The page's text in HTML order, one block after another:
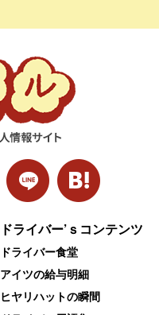
ドライバー’ｓコンテンツ
ドライバー食堂
アイツの給与明細
ヒヤリハットの瞬間